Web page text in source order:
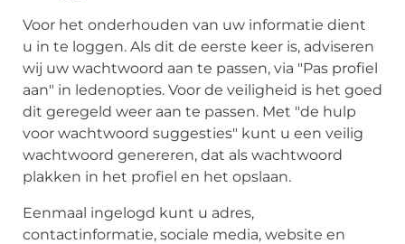
Voor het onderhouden van uw informatie dient
u in te loggen. Als dit de eerste keer is, adviseren
wij uw wachtwoord aan te passen, via "Pas profiel
aan" in ledenopties. Voor de veiligheid is het goed
dit geregeld weer aan te passen. Met "de hulp
voor wachtwoord suggesties" kunt u een veilig
wachtwoord genereren, dat als wachtwoord
plakken in het profiel en het opslaan.
Eenmaal ingelogd kunt u adres,
contactinformatie, sociale media, website en